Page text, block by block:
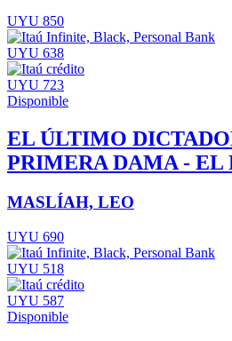
UYU 850
UYU 638
UYU 723
Disponible
EL ÚLTIMO
PRIMERA DAMA - EL
MASLÍAH, LEO
UYU 690
UYU 518
UYU 587
Disponible